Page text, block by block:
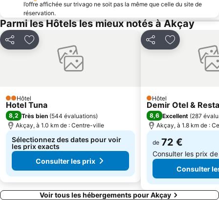
l’offre affichée sur trivago ne soit pas la même que celle du site de
réservation.
Parmi les Hôtels les mieux notés à Akçay
PartagerAjouter à mes favoris
2 Étoiles
Hôtel
Hotel Tuna
8,2 Très bien (544 évaluations)
Akçay, à 1.0 km de : Centre-ville
Sélectionnez des dates pour voir
les prix exacts
Consulter les prix
PartagerAjouter à
1 Étoiles
Hôtel
Demir Otel &
8,6 Excellent (287
Akçay, à 1.8 km de :
de 72 €
Consulter les prix
Consulter
Voir tous les hébergements pour Akçay